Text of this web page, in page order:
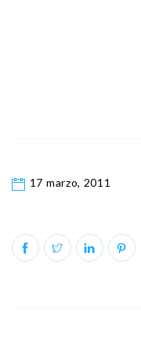
17 marzo, 2011